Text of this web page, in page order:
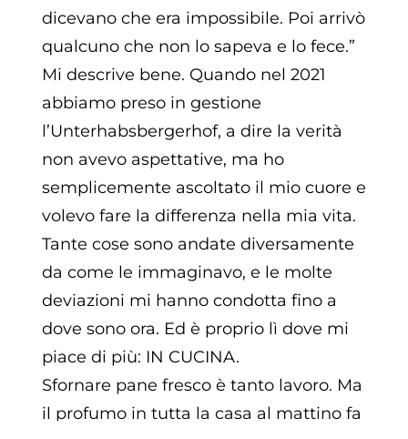
dicevano che era impossibile. Poi arrivò
qualcuno che non lo sapeva e lo fece.”
Mi descrive bene. Quando nel 2021
abbiamo preso in gestione
l’Unterhabsbergerhof, a dire la verità
non avevo aspettative, ma ho
semplicemente ascoltato il mio cuore e
volevo fare la differenza nella mia vita.
Tante cose sono andate diversamente
da come le immaginavo, e le molte
deviazioni mi hanno condotta fino a
dove sono ora. Ed è proprio lì dove mi
piace di più: IN CUCINA.
Sfornare pane fresco è tanto lavoro. Ma
il profumo in tutta la casa al mattino fa